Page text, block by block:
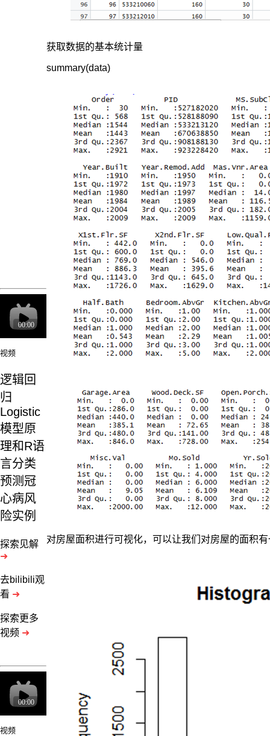
视频
逻辑回
归
Logistic
模型原
理和R语
言分类
预测冠
心病风
险实例
探索见解
➜
去bilibili观
看 ➜
探索更多
视频 ➜
视频
获取数据的基本统计量
summary(data)
对房屋面积进行可视化，可以让我们对房屋的面积